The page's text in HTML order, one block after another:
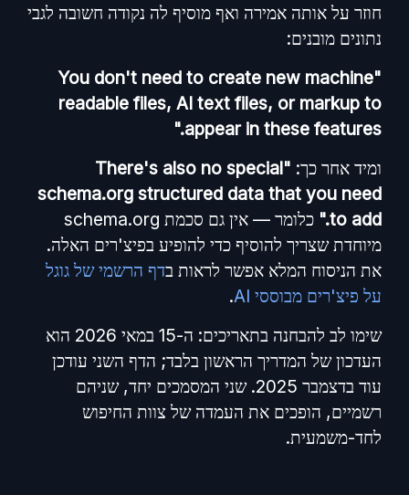
חוזר על אותה אמירה ואף מוסיף לה נקודה חשובה לגבי
נתונים מובנים:
"You don't need to create new machine
readable files, AI text files, or markup to
appear in these features."
ומיד אחר כך:
"There's also no special
schema.org structured data that you need
to add."
כלומר — אין גם סכמת schema.org
מיוחדת שצריך להוסיף כדי להופיע בפיצ'רים האלה.
את הניסוח המלא אפשר לראות בדף הרשמי של גוגל
על פיצ'רים מבוססי AI
.
שימו לב להבחנה בתאריכים: ה-15 במאי 2026 הוא
העדכון של המדריך הראשון בלבד; הדף השני עודכן
עוד בדצמבר 2025. שני המסמכים יחד, שניהם
רשמיים, הופכים את העמדה של צוות החיפוש
לחד-משמעית.